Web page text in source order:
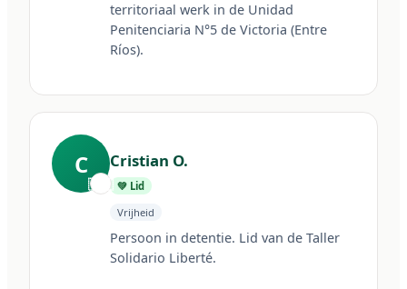
territoriaal werk in de Unidad
Penitenciaria N°5 de Victoria (Entre
Ríos).
C
🇦🇷
Cristian O.
💚 Lid
Vrijheid
Persoon in detentie. Lid van de Taller
Solidario Liberté.